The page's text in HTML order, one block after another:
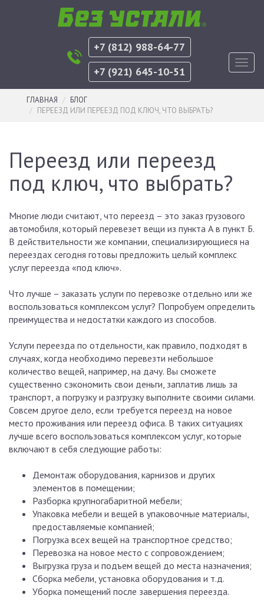
+7 (812) 988-64-77
+7 (921) 645-10-51
ГЛАВНАЯ
БЛОГ
ПЕРЕЕЗД ИЛИ ПЕРЕЕЗД ПОД КЛЮЧ, ЧТО ВЫБРАТЬ?
Переезд или переезд
под ключ, что выбрать?
Многие люди считают, что переезд – это заказ грузового
автомобиля, который перевезет вещи из пункта А в пункт Б.
В действительности же компании, специализирующиеся на
переездах сегодня готовы предложить целый комплекс
услуг переезда «под ключ».
Что лучше – заказать услуги по перевозке отдельно или же
воспользоваться комплексом услуг? Попробуем определить
преимущества и недостатки каждого из способов.
Услуги переезда по отдельности, как правило, подходят в
случаях, когда необходимо перевезти небольшое
количество вещей, например, на дачу. Вы сможете
существенно сэкономить свои деньги, заплатив лишь за
транспорт, а погрузку и разгрузку выполните своими силами.
Совсем другое дело, если требуется переезд на новое
место проживания или переезд офиса. В таких ситуациях
лучше всего воспользоваться комплексом услуг, которые
включают в себя следующие работы:
Демонтаж оборудования, карнизов и других
элементов в помещении;
Разборка крупногабаритной мебели;
Упаковка мебели и вещей в упаковочные материалы,
предоставляемые компанией;
Погрузка всех вещей на транспортное средство;
Перевозка на новое место с сопровождением;
Выгрузка груза и подъем вещей до места назначения;
Сборка мебели, установка оборудования и т.д.
Уборка помещений после завершения переезда.